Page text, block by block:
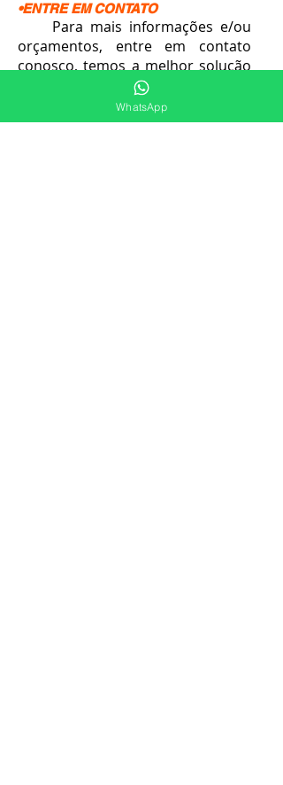
•ENTRE EM CONTATO
Para mais informações e/ou
orçamentos, entre em contato
conosco, temos a melhor solução
para você e sua empresa em
Laudos de Sistema de Exaustão.
Atendimento pelo número+55
WhatsApp